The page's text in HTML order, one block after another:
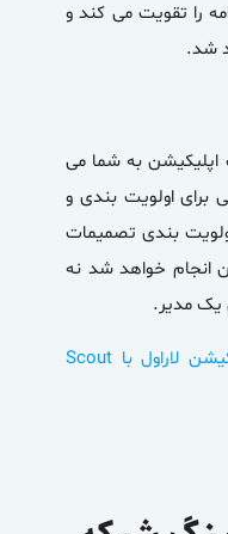
را تقویت می کند و
شد.
اپلیکیشنبه شما می
برای اولویت بندی و
بندی تصمیمات
انجام خواهد شد نه
یک مدیر.
مانیتورینگ اپلیکیشن لاراول با Scout